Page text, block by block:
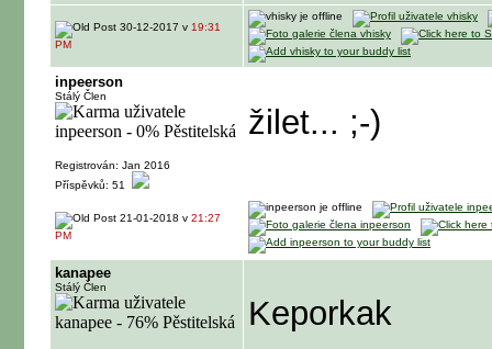
30-12-2017 v 19:31
PM
inpeerson
Stálý Člen
Registrován: Jan 2016
Příspěvků: 51
žilet... ;-)
21-01-2018 v 21:27
PM
kanapee
Stálý Člen
Keporkak